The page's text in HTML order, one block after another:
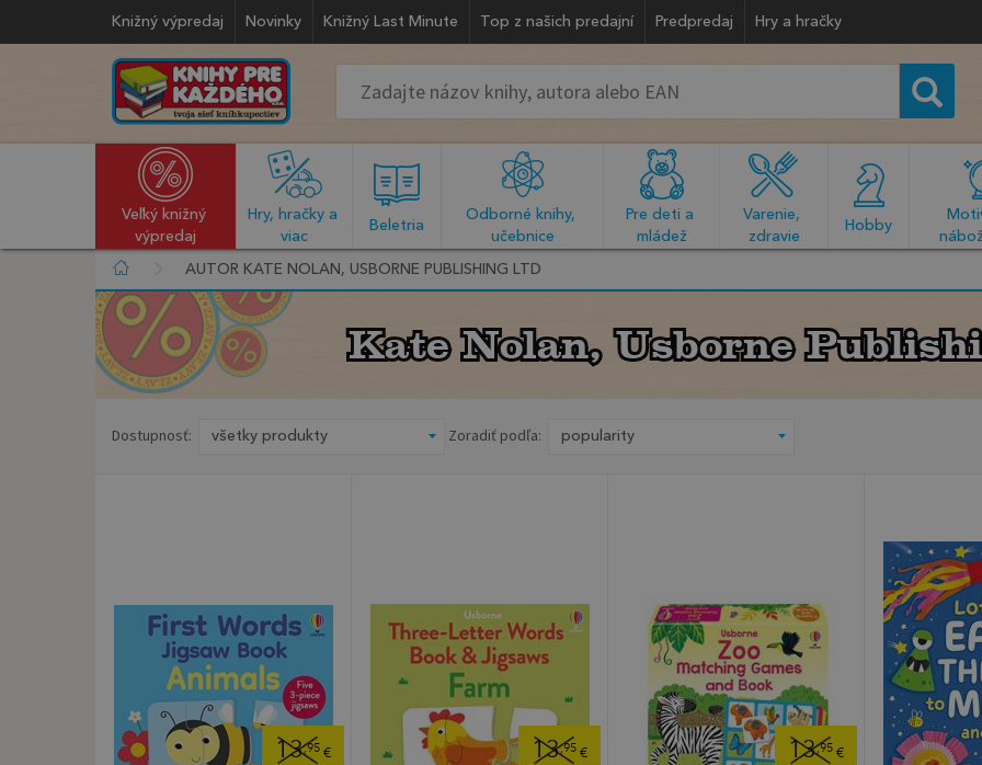
Knižný výpredaj Novinky Knižný Last Minute Top z našich predajní Predpredaj Hry a hračky
Veľký knižný
výpredaj
Hry, hračky a
viac
Beletria
Odborné knihy,
učebnice
Pre deti a
mládež
Varenie,
zdravie
Hobby
AUTOR KATE NOLAN, USBORNE PUBLISHING LTD
Kate Nolan, Usborne
Kate Nolan, Usborne
Dostupnosť: Zoradiť podľa:
13,95 € 13,95 € 13,95 €